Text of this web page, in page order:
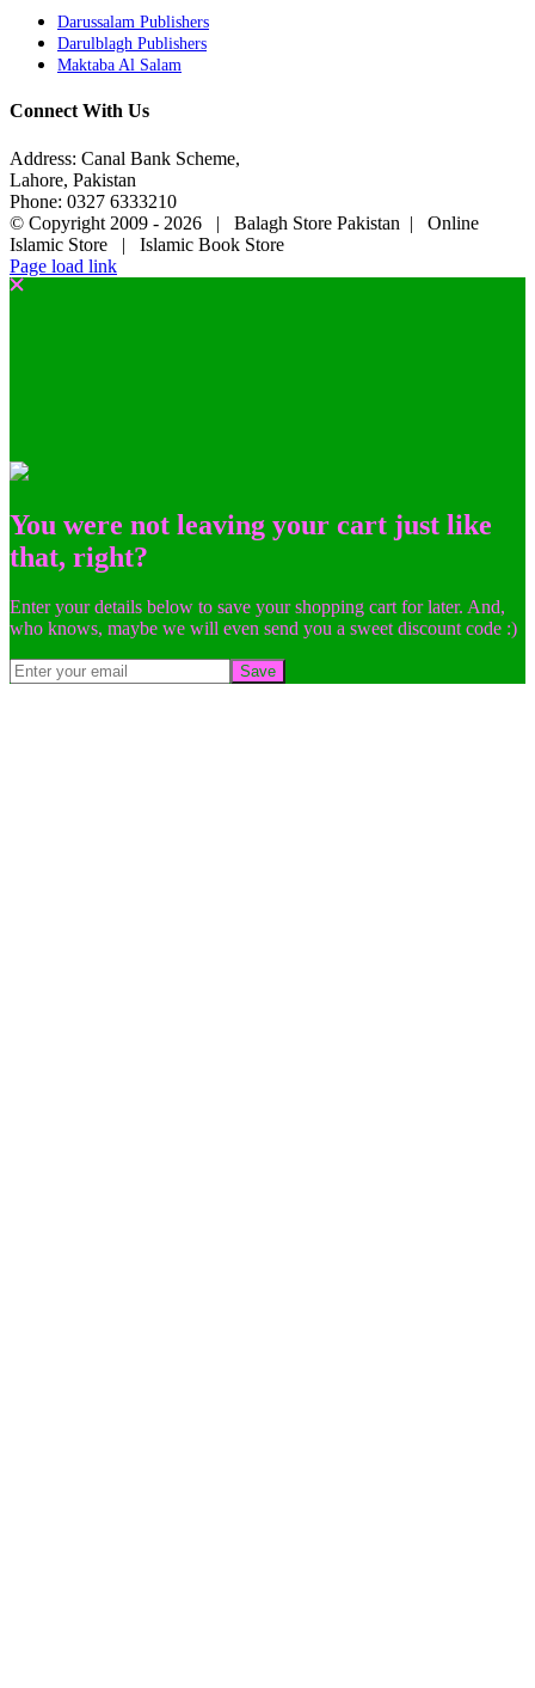
Darussalam Publishers
Darulblagh Publishers
Maktaba Al Salam
Connect With Us
Address: Canal Bank Scheme,
Lahore, Pakistan
Phone: 0327 6333210
© Copyright 2009 - 2026 | Balagh Store Pakistan | Online
Islamic Store | Islamic Book Store
Page load link
You were not leaving your cart just like
that, right?
Enter your details below to save your shopping cart for later. And,
who knows, maybe we will even send you a sweet discount code :)
Save